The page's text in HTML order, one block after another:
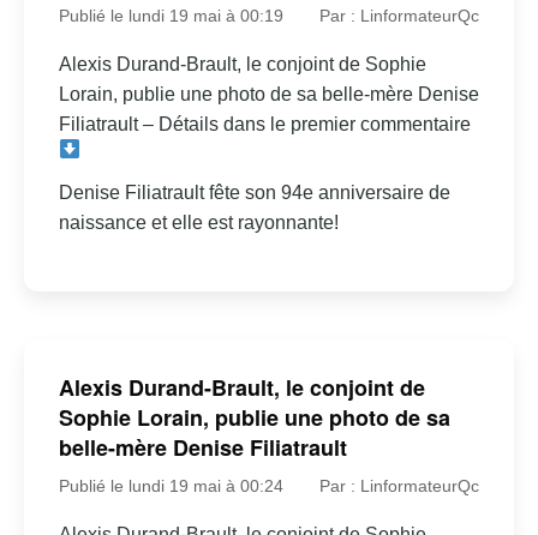
Publié le lundi 19 mai à 00:19 Par : LinformateurQc
Alexis Durand-Brault, le conjoint de Sophie
Lorain, publie une photo de sa belle-mère Denise
Filiatrault – Détails dans le premier commentaire
Denise Filiatrault fête son 94e anniversaire de
naissance et elle est rayonnante!
Alexis Durand-Brault, le conjoint de
Sophie Lorain, publie une photo de sa
belle-mère Denise Filiatrault
Publié le lundi 19 mai à 00:24 Par : LinformateurQc